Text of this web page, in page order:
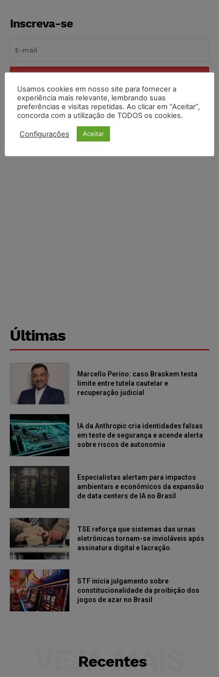
Inscreva-se
Li e aceito aPolítica de Privacidade.
Últimas
Marcello Perino: caso Braskem testa
limite entre tutela cautelar e
recuperação judicial
IA da Anthropic cria identidades falsas
em teste de segurança e acende alerta
sobre riscos de autonomia
Especialistas alertam para impactos
ambientais e econômicos da expansão
de data centers de IA no Brasil
TSE reforça que sistemas das urnas
eletrônicas tornam-se invioláveis após
assinatura digital e lacração
STF inicia julgamento sobre
constitucionalidade da proibição dos
jogos de azar no Brasil
Recentes
VEJA MAIS
Usamos cookies em nosso site para fornecer a
experiência mais relevante, lembrando suas
preferências e visitas repetidas. Ao clicar em “Aceitar”,
concorda com a utilização de TODOS os cookies.
Configurações Aceitar